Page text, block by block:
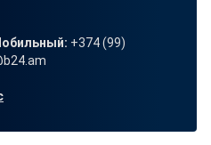
+374 (99)